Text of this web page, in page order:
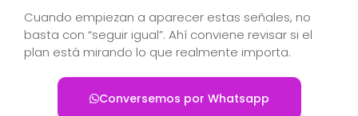
Cuando empiezan a aparecer estas señales, no
basta con “seguir igual”. Ahí conviene revisar si el
plan está mirando lo que realmente importa.
Conversemos por Whatsapp